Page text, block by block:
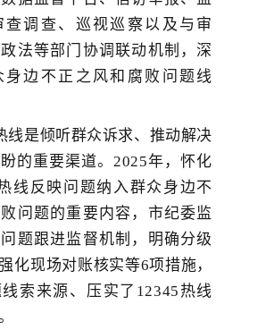
查调查、巡视巡察以及与审
法等部门协调联动机制，深
身边不正之风和腐败问题线
线是倾听群众诉求、推动解决
的重要渠道。2025年，怀化
线反映问题纳入群众身边不
问题的重要内容，市纪委监
题跟进监督机制，明确分级
化现场对账核实等6项措施，
索来源、压实了12345热线